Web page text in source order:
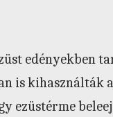
edényekben
is kihasználták
ezüstérme